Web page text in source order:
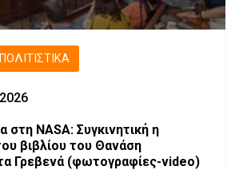
ΠΟΛΙΤΙΣΤΙΚΆ
στη NASA: Συγκινητική η
βιβλίου του Θανάση
Γρεβενά (φωτογραφίες-video)